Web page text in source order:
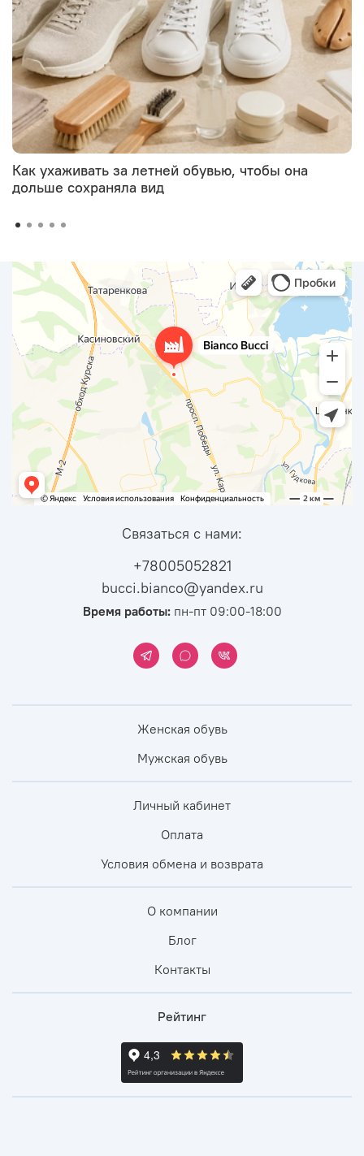
Как ухаживать за летней обувью, чтобы она
дольше сохраняла вид
Связаться с нами:
+78005052821
bucci.bianco@yandex.ru
Время работы:пн-пт 09:00-18:00
Женская обувь
Мужская обувь
Личный кабинет
Оплата
Условия обмена и возврата
О компании
Блог
Контакты
Рейтинг